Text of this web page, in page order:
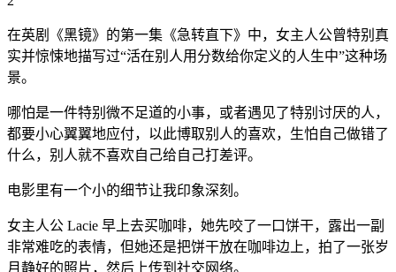
在英剧《黑镜》的第一集《急转直下》中，女主人公曾特别真
实并惊悚地描写过“活在别人用分数给你定义的人生中”这种场
景。
哪怕是一件特别微不足道的小事，或者遇见了特别讨厌的人，
都要小心翼翼地应付，以此博取别人的喜欢，生怕自己做错了
什么，别人就不喜欢自己给自己打差评。
电影里有一个小的细节让我印象深刻。
女主人公 Lacie 早上去买咖啡，她先咬了一口饼干，露出一副
非常难吃的表情，但她还是把饼干放在咖啡边上，拍了一张岁
月静好的照片，然后上传到社交网络。